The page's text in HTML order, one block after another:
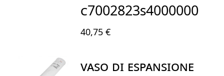
C7002823S4000000
40,75 €
VASO DI ESPANSIONE